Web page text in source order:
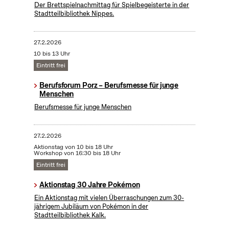
Der Brettspielnachmittag für Spielbegeisterte in der
Stadtteilbibliothek Nippes.
27.2.2026
10 bis 13 Uhr
Eintritt frei
Berufsforum Porz – Berufsmesse für junge
Menschen
Berufsmesse für junge Menschen
27.2.2026
Aktionstag von 10 bis 18 Uhr
Workshop von 16:30 bis 18 Uhr
Eintritt frei
Aktionstag 30 Jahre Pokémon
Ein Aktionstag mit vielen Überraschungen zum 30-
jährigem Jubiläum von Pokémon in der
Stadtteilbibliothek Kalk.